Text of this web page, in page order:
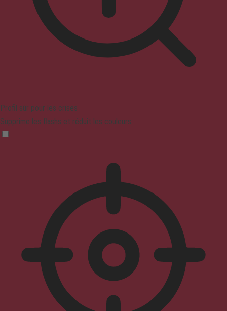
Profil sûr pour les crises
Supprime les flashs et réduit les couleurs